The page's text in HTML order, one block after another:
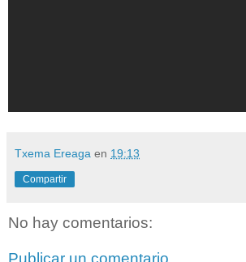
Txema Ereaga en 19:13
Compartir
No hay comentarios:
Publicar un comentario